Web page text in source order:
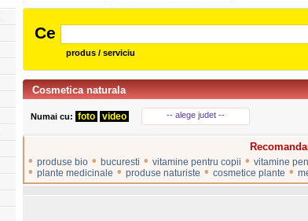
Ce
produs / serviciu
Cosmetica naturala
Numai cu: foto video -- alege judet --
• produse bio • bucuresti • vitamine pentru copii • vitamine
• plante medicinale • produse naturiste • cosmetice plante •